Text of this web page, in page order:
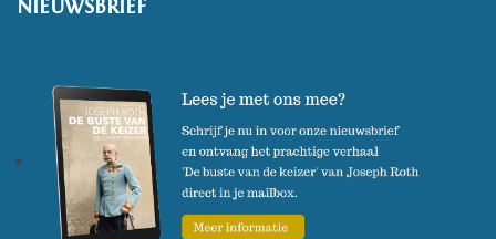
mijn baas is een aap!
. Hij is
oprichter van Apemanagement
en verbonden aan Jane Goodall
Institute Global.
NIEUWSBRIEF